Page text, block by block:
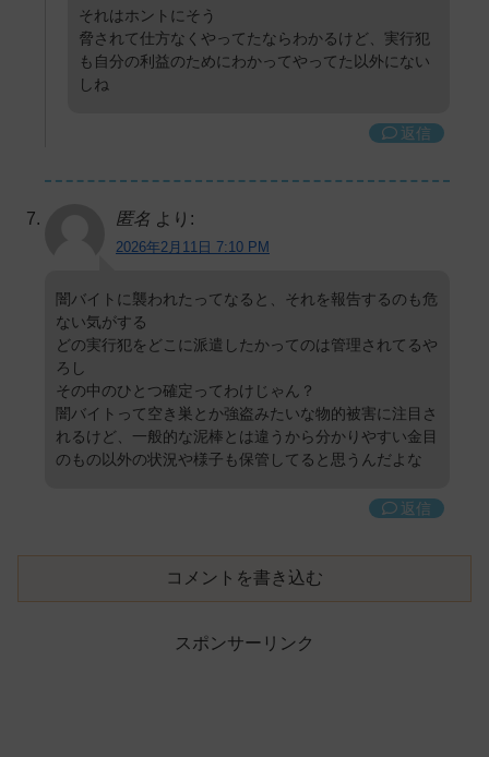
それはホントにそう
脅されて仕方なくやってたならわかるけど、実行犯
も自分の利益のためにわかってやってた以外にない
しね
返信
匿名 より:
2026年2月11日 7:10 PM
闇バイトに襲われたってなると、それを報告するのも危
ない気がする
どの実行犯をどこに派遣したかってのは管理されてるや
ろし
その中のひとつ確定ってわけじゃん？
闇バイトって空き巣とか強盗みたいな物的被害に注目さ
れるけど、一般的な泥棒とは違うから分かりやすい金目
のもの以外の状況や様子も保管してると思うんだよな
返信
コメントを書き込む
スポンサーリンク